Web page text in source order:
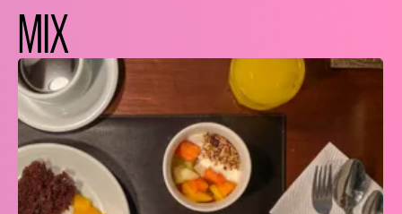
MIX